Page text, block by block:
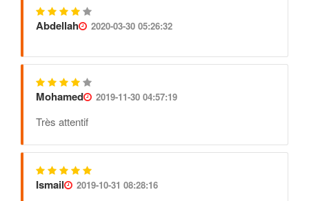
Abdellah 2020-03-30 05:26:32
Mohamed 2019-11-30 04:57:19
Très attentif
Ismail 2019-10-31 08:28:16